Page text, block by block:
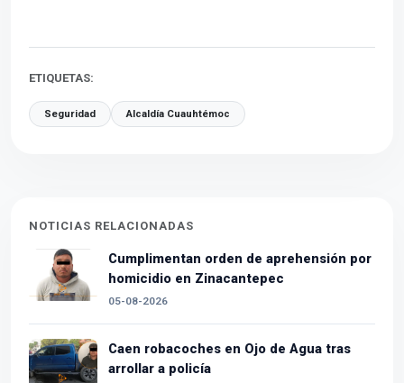
ETIQUETAS:
Seguridad Alcaldía Cuauhtémoc
NOTICIAS RELACIONADAS
Cumplimentan orden de aprehensión por
homicidio en Zinacantepec
05-08-2026
Caen robacoches en Ojo de Agua tras
arrollar a policía